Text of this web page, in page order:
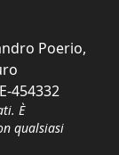
Poerio,
454332
È
qualsiasi